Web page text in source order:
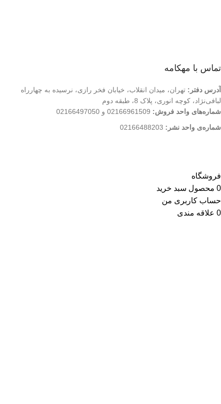
تماس با مهکامه
آدرس دفتر: تهران، میدان انقلاب، خیابان فخر رازی، نرسیده به چهارراه
لبافی‌نژاد، کوچه انوری، پلاک 8، طبقه دوم
شماره‌های واحد فروش: 02166961509 و 02166497050
شماره‌‌ی واحد نشر:
فروشگاه
0 محصول سبد خرید
حساب کاربری من
0 علاقه مندی